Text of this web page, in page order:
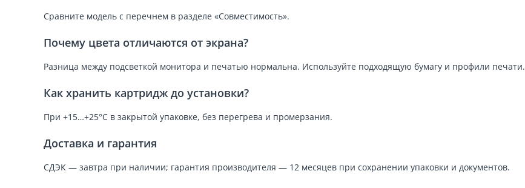
Сравните модель с перечнем в разделе «Совместимость».
Почему цвета отличаются от экрана?
Разница между подсветкой монитора и печатью нормальна. Используйте подходящую бумагу и профили печати.
Как хранить картридж до установки?
При +15…+25°C в закрытой упаковке, без перегрева и промерзания.
Доставка и гарантия
СДЭК — завтра при наличии; гарантия производителя — 12 месяцев при сохранении упаковки и документов.